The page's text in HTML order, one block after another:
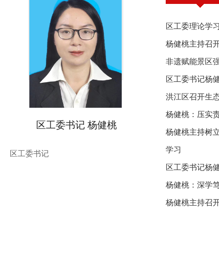
区工委书记 杨健桃
区工委书记
区工委理论学
杨健桃主持召
非遗赋能景区
区工委书记杨
洪江区召开生
杨健桃：压实
杨健桃主持树
学习
区工委书记杨
杨健桃：深学
杨健桃主持召